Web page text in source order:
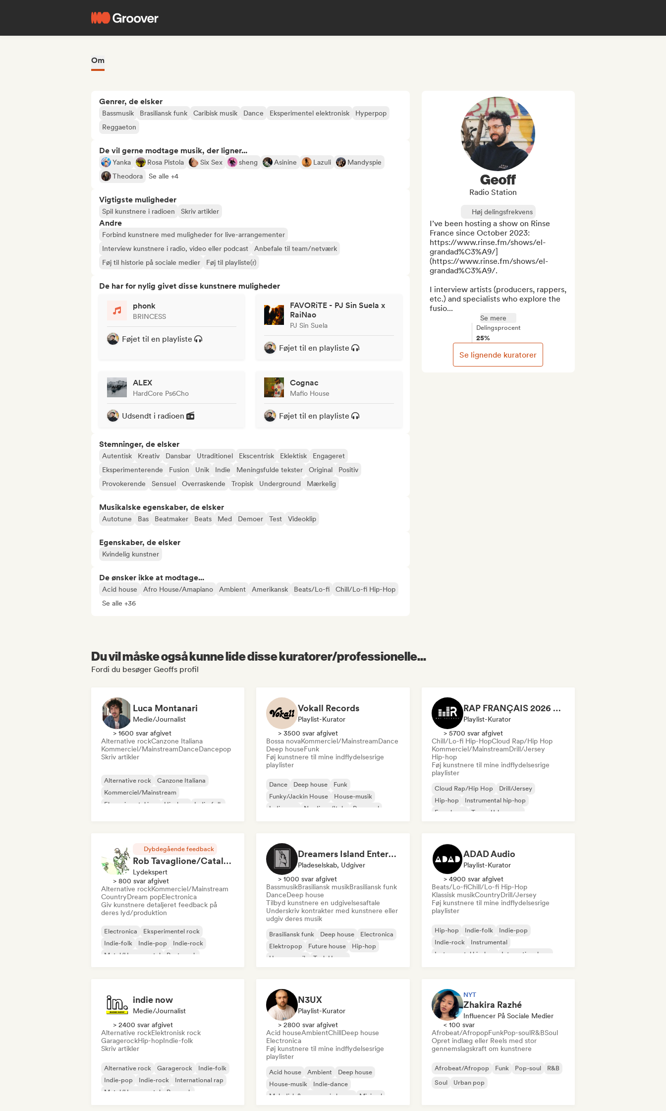
Om
Genrer, de elsker
Bassmusik Brasiliansk funk Caribisk musik Dance Eksperimentel elektronisk
Hyperpop
Reggaeton
De vil gerne modtage musik, der ligner...
Yanka Rosa Pistola Six Sex sheng Asinine Lazuli
Mandyspie
Theodora
Se alle +4
Vigtigste muligheder
Spil kunstnere i radioen Skriv artikler
Andre
Forbind kunstnere med muligheder for live-arrangementer
Interview kunstnere i radio, video eller podcast
Anbefale til team/netværk
Føj til historie på sociale medier
Føj til playliste(r)
De har for nylig givet disse kunstnere muligheder
phonk
BRINCESS
Føjet til en playliste
FAVORiTE - PJ Sin Suela x
RaiNao
PJ Sin Suela
Føjet til en playliste
ALEX
HardCore Ps6Cho
Udsendt i radioen
Cognac
Mafio House
Føjet til en playliste
Stemninger, de elsker
Autentisk Kreativ Dansbar Utraditionel Ekscentrisk Eklektisk
Engageret
Eksperimenterende
Fusion Unik Indie Meningsfulde tekster Original
Positiv
Provokerende
Sensuel Overraskende Tropisk Underground Mærkelig
Musikalske egenskaber, de elsker
Autotune Bas Beatmaker Beats Med Demoer Test Videoklip
Egenskaber, de elsker
Kvindelig kunstner
De ønsker ikke at modtage...
Acid house Afro House/Amapiano Ambient Amerikansk Beats/Lo-fi
Chill/Lo-fi Hip-Hop
Se alle +36
Geoff
Radio Station
Høj delingsfrekvens
I’ve been hosting a show on Rinse
France since October 2023:
https://www.rinse.fm/shows/el-
grandad%C3%A9/]
(https://www.rinse.fm/shows/el-
grandad%C3%A9/.
I interview artists (producers, rappers,
etc.) and specialists who explore the
fusio...
Se mere
Delingsprocent
25%
Se lignende kuratorer
Du vil måske også kunne lide disse kuratorer/professionelle...
Fordi du besøger Geoffs profil
Luca Montanari
Medie/journalist
> 1600 svar afgivet
Alternative rockCanzone Italiana
Kommerciel/MainstreamDanceDancepop
Skriv artikler
Alternative rock
Canzone Italiana
Kommerciel/Mainstream
Eksperimentel jazz
Hip-hop
Indie-folk
Vokall Records
Playlist-Kurator
> 3500 svar afgivet
Bossa novaKommerciel/MainstreamDance
Deep houseFunk
Føj kunstnere til mine indflydelsesrige
playlister
Dance Deep house
Funk
Funky/Jackin House
House-musik
Indie-pop
Nu-disco/Italo Pop-soul
RAP FRANÇAIS 2026 🔥🇫🇷 (Way Records)
Playlist-Kurator
> 5700 svar afgivet
Chill/Lo-fi Hip-HopCloud Rap/Hip Hop
Kommerciel/MainstreamDrill/Jersey
Hip-hop
Føj kunstnere til mine indflydelsesrige
playlister
Cloud Rap/Hip Hop
Drill/Jersey
Hip-hop
Instrumental hip-hop
Fransk rap
Trap
Urban pop
Dybdegående feedback
Rob Tavaglione/Catalyst Recording
Lydekspert
> 800 svar afgivet
Alternative rockKommerciel/Mainstream
CountryDream popElectronica
Giv kunstnere detaljeret feedback på
deres lyd/produktion
Electronica
Eksperimentel rock
Indie-folk
Indie-pop
Indie-rock
Metal/Heavy metal
Post-punk
Dreamers Island Entertainment
Pladeselskab, Udgiver
> 1000 svar afgivet
BassmusikBrasiliansk musikBrasiliansk funk
DanceDeep house
Tilbyd kunstnere en udgivelsesaftale
Underskriv kontrakter med kunstnere eller
udgiv deres musik
Brasiliansk funk Deep house
Electronica
Elektropop
Future house
Hip-hop
House-musik
Tech House
ADAD Audio
Playlist-Kurator
> 4900 svar afgivet
Beats/Lo-fiChill/Lo-fi Hip-Hop
Klassisk musikCountryDrill/Jersey
Føj kunstnere til mine indflydelsesrige
playlister
Hip-hop Indie-folk
Indie-pop
Indie-rock
Instrumental
Instrumental hip-hop
International rap
indie now
Medie/journalist
> 2400 svar afgivet
Alternative rockElektronisk rock
GaragerockHip-hopIndie-folk
Skriv artikler
Alternative rock Garagerock
Indie-folk
Indie-pop
Indie-rock
International rap
Metal/Heavy metal
Poprock
N3UX
Playlist-Kurator
> 2800 svar afgivet
Acid houseAmbientChillDeep house
Electronica
Føj kunstnere til mine indflydelsesrige
playlister
Acid house Ambient
Deep house
House-musik
Indie-dance
Melodisk & progressiv house
Minimal
NYT
Zhakira Razhé
Influencer På Sociale Medier
< 100 svar
Afrobeat/AfropopFunkPop-soulR&BSoul
Opret indlæg eller Reels med stor
gennemslagskraft om kunstnere
Afrobeat/Afropop Funk Pop-soul
R&B
Soul
Urban pop